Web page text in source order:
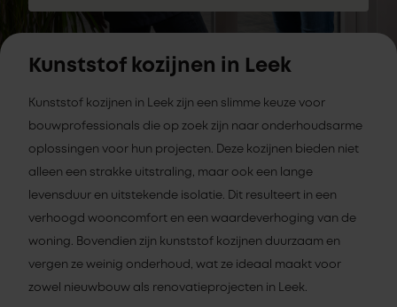
Kunststof kozijnen in Leek
Kunststof kozijnen in Leek zijn een slimme keuze voor
bouwprofessionals die op zoek zijn naar onderhoudsarme
oplossingen voor hun projecten. Deze kozijnen bieden niet
alleen een strakke uitstraling, maar ook een lange
levensduur en uitstekende isolatie. Dit resulteert in een
verhoogd wooncomfort en een waardeverhoging van de
woning. Bovendien zijn kunststof kozijnen duurzaam en
vergen ze weinig onderhoud, wat ze ideaal maakt voor
zowel nieuwbouw als renovatieprojecten in Leek.